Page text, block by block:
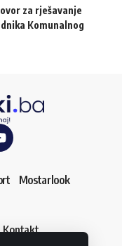
za rješavanje
Komunalnog
Mostarlook
Kontakt